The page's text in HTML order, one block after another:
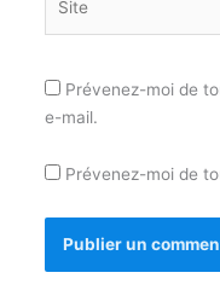
Prévenez-moi de
e-mail.
Prévenez-moi de